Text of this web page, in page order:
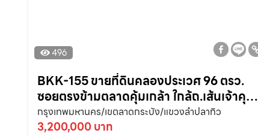
496
BKK-155 ขายที่ดินคลองประเวศ 96 ตรว.
ซอยตรงข้ามตลาดคุ้มเกล้า ใกล้ถ.เส้นเจ้าคุณ
ทหาร – 1.9 กม. ลาดกระบัง
กรุงเทพมหานคร/เขตลาดกระบัง/แขวงลำปลาทิว
3,200,000 บาท